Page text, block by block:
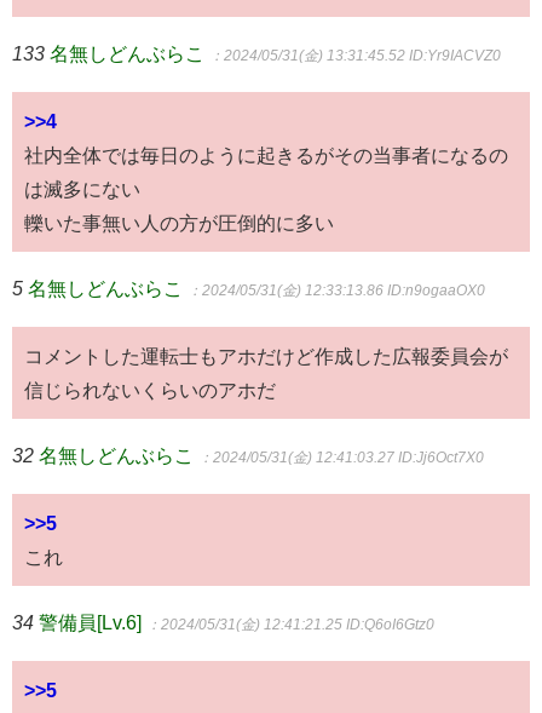
133 名無しどんぶらこ ：2024/05/31(金) 13:31:45.52 ID:Yr9IACVZ0
>>4
社内全体では毎日のように起きるがその当事者になるの
は滅多にない
轢いた事無い人の方が圧倒的に多い
5 名無しどんぶらこ ：2024/05/31(金) 12:33:13.86 ID:n9ogaaOX0
コメントした運転士もアホだけど作成した広報委員会が
信じられないくらいのアホだ
32 名無しどんぶらこ ：2024/05/31(金) 12:41:03.27 ID:Jj6Oct7X0
>>5
これ
34 警備員[Lv.6] ：2024/05/31(金) 12:41:21.25 ID:Q6oI6Gtz0
>>5